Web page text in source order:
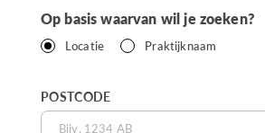
Op basis waarvan wil je zoeken?
Locatie Praktijknaam
POSTCODE